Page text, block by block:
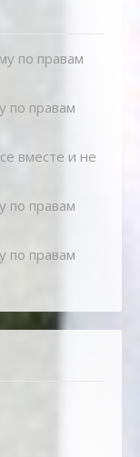
по правам
по правам
вместе и не
по правам
по правам